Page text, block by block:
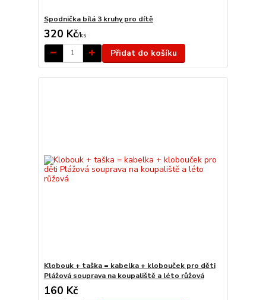
Spodnička bílá 3 kruhy pro dítě
320 Kč/ks
Přidat do košíku
Klobouk + taška = kabelka + klobouček pro děti
Plážová souprava na koupaliště a léto růžová
160 Kč